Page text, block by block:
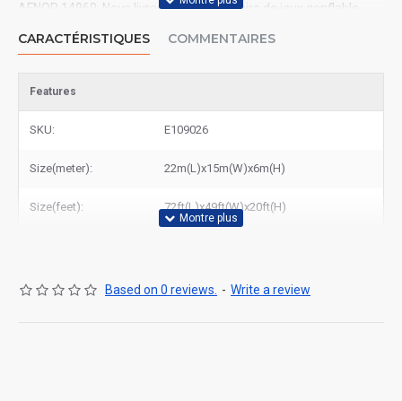
AFNOR 14960​. Nous livrons des piscine aire de jeux gonflable
CARACTÉRISTIQUES COMMENTAIRES
Features
SKU: E109026
Size(meter): 22m(L)x15m(W)x6m(H)
Size(feet): 72ft(L)x49ft(W)x20ft(H)
Based on 0 reviews. - Write a review